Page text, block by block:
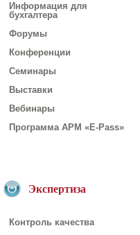
Информация для
бухгалтера
Форумы
Конференции
Семинары
Выставки
Вебинары
Программа АРМ «E-Pass»
Экспертиза
Контроль качества